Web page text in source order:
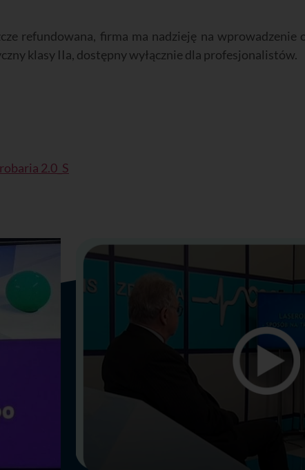
refundowana, firma ma nadzieję na
klasy IIa, dostępny wyłącznie dla profesjonalistów.
2.0_S